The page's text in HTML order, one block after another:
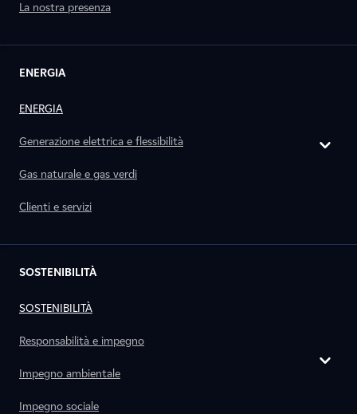
La nostra presenza
ENERGIA
ENERGIA
Generazione elettrica e flessibilità
Gas naturale e gas verdi
Clienti e servizi
SOSTENIBILITÀ
SOSTENIBILITÀ
Responsabilità e impegno
Impegno ambientale
Impegno sociale